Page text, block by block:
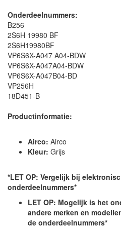
Onderdeelnummers:
B256
2S6H 19980 BF
2S6H19980BF
VP6S6X-A047 A04-BDW
VP6S6X-A047A04-BDW
VP6S6X-A047B04-BD
VP256H
18D451-B
Productinformatie:
Airco: Airco
Kleur: Grijs
*LET OP: Vergelijk bij
onderdeelnummers*
LET OP: Mogelijk is het
andere merken en
de onderdeelnummers*